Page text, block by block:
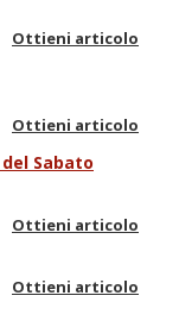
Ottieni articolo
Ottieni articolo
Sabato
Ottieni articolo
Ottieni articolo